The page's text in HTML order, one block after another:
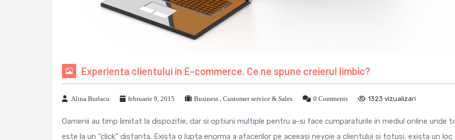
Experienta clientului in E-commerce. Ce ne spune creierul limbic?
Alina Burlacu februarie 9, 2015 Business , Customer service & Sales 0 Comments 1323 vizualizari
Oamenii au timp limitat la dispozitie, dar si optiuni multiple pentru a-si face cumparaturile in mediul online unde
este la un “click” distanta. Exista o lupta enorma a afacerilor pe aceeasi nevoie a clientului si totusi, exista un loc